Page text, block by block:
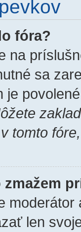
fóra?
na
sa
je
tomto
len